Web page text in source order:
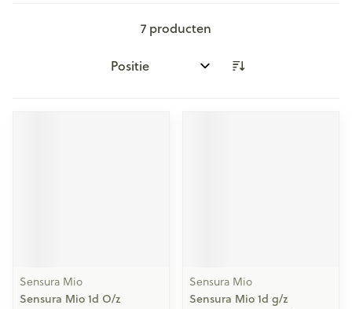
7 producten
Sorteer op:
Sensura Mio
Sensura Mio 1d O/z
Sensura Mio
Sensura Mio 1d g/z